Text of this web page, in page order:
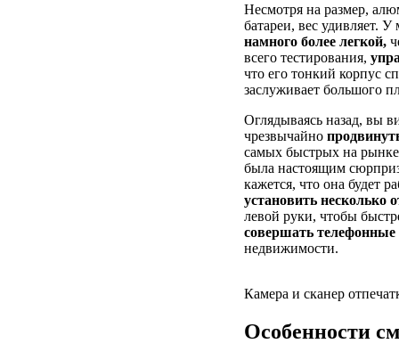
Несмотря на размер,
батареи, вес удивляет.
намного более легкой,
всего тестирования,
что его тонкий корпус
заслуживает большого
Оглядываясь назад, вы
чрезвычайно
самых быстрых на
была настоящим
кажется, что она будет
установить несколько
левой руки, чтобы
совершать телефонные
недвижимости.
Камера и сканер
Особенности